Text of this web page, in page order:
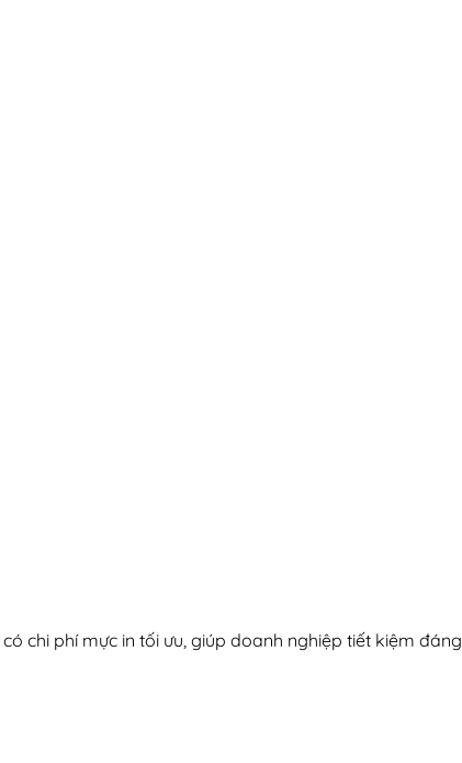
có chi phí mực in tối ưu, giúp doanh nghiệp tiết kiệm đáng